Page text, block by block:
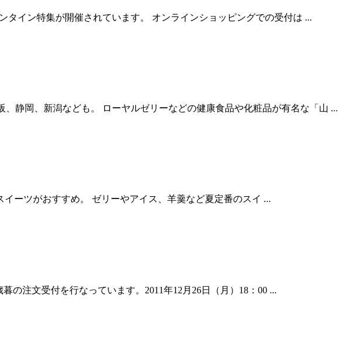
イン特集が開催されています。 オンラインショッピングでの受付は ...
静岡、新潟なども。 ローヤルゼリーなどの健康食品や化粧品が有名な「山 ...
ーツがおすすめ。 ゼリーやアイス、羊羹など夏定番のスイ ...
の注文受付を行なっています。2011年12月26日（月）18：00 ...